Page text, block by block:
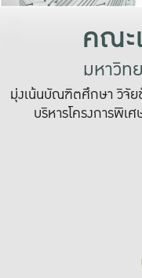
คณะ
มหาวิท
มุ่งเน้นบัณฑิตศึกษา วิจัย
บริหารโครงการพิเ